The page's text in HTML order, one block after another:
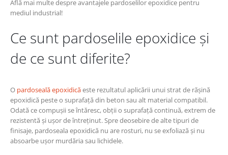
Află mai multe despre avantajele pardoselilor epoxidice pentru
mediul industrial!
Ce sunt pardoselile epoxidice și
de ce sunt diferite?
O pardoseală epoxidicăeste rezultatul aplicării unui strat de rășină
epoxidică peste o suprafață din beton sau alt material compatibil.
Odată ce compușii se întăresc, obții o suprafață continuă, extrem de
rezistentă și ușor de întreținut. Spre deosebire de alte tipuri de
finisaje, pardoseala epoxidică nu are rosturi, nu se exfoliază și nu
absoarbe ușor murdăria sau lichidele.